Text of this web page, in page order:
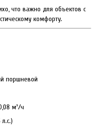
что важно для объектов с
комфорту.
поршневой
м³/ч
л.с.)